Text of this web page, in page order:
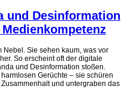
und Desinformation
Nebel. Sie sehen kaum, was vor
So erscheint oft der digitale
und Desinformation stoßen.
Gerüchte – sie schüren
und untergraben das